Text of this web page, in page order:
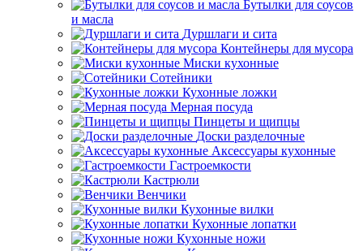
Бутылки для соусов
и масла
Дуршлаги и сита
Контейнеры для мусора
Миски кухонные
Сотейники
Кухонные ложки
Мерная посуда
Пинцеты и щипцы
Доски разделочные
Аксессуары кухонные
Гастроемкости
Кастрюли
Венчики
Кухонные вилки
Кухонные лопатки
Кухонные ножи